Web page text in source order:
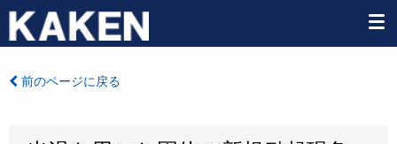
前のページに戻る